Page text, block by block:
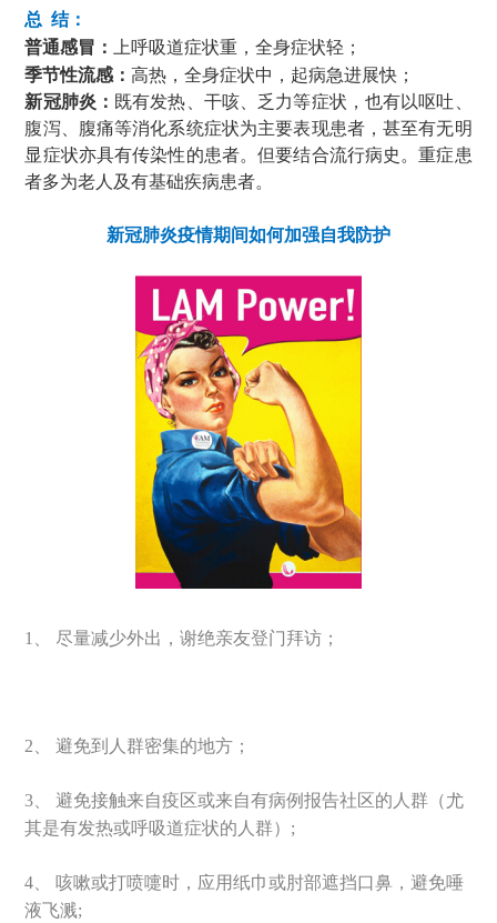
总 结：
普通感冒： 上呼吸道症状重，全身症状轻；
季节性流感：高热，全身症状中，起病急进展快；
新冠肺炎： 既有发热、干咳、乏力等症状，也有以呕吐、
腹泻、腹痛等消化系统症状为主要表现患者，甚至有无明
显症状亦具有传染性的患者。但要结合流行病史。重症患
者多为老人及有基础疾病患者。
新冠肺炎疫情期间如何加强自我防护
1、 尽量减少外出，谢绝亲友登门拜访；
2、 避免到人群密集的地方；
3、 避免接触来自疫区或来自有病例报告社区的人群（尤
其是有发热或呼吸道症状的人群）;
4、 咳嗽或打喷嚏时，应用纸巾或肘部遮挡口鼻，避免唾
液飞溅;